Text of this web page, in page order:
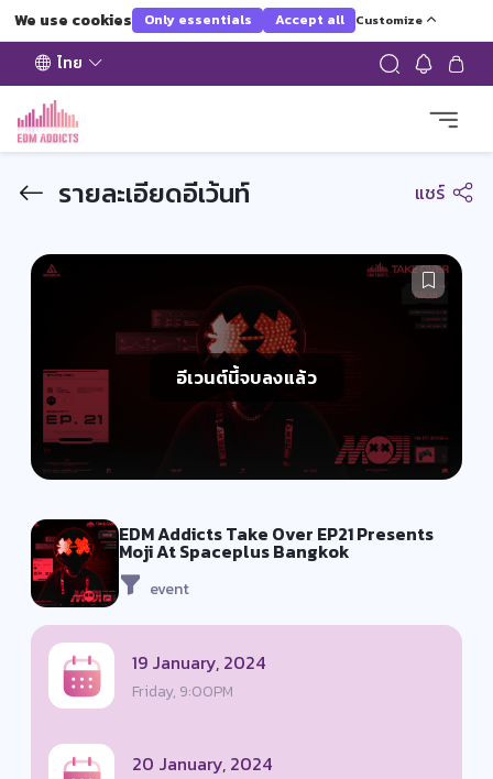
We use cookies Only essentials Accept all Customize
ไทย
รายละเอียดอีเว้นท์ แชร์
อีเวนต์นี้จบลงแล้ว
EDM Addicts Take Over EP21 Presents
Moji At Spaceplus Bangkok
event
19 January, 2024
Friday, 9:00PM
20 January, 2024